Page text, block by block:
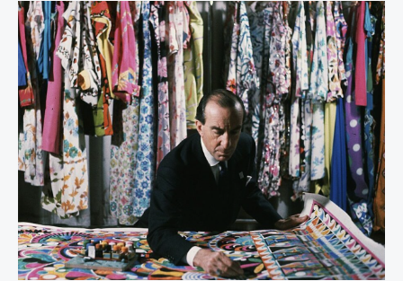
Emilio
Pucci
:
le
prince
de
l'imprimé
et
le
maître
de
l'élégance
italienne